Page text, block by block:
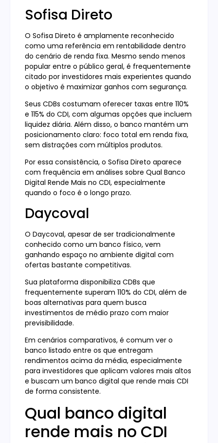
Sofisa Direto
O Sofisa Direto é amplamente reconhecido
como uma referência em rentabilidade dentro
do cenário de renda fixa. Mesmo sendo menos
popular entre o público geral, é frequentemente
citado por investidores mais experientes quando
o objetivo é maximizar ganhos com segurança.
Seus CDBs costumam oferecer taxas entre 110%
e 115% do CDI, com algumas opções que incluem
liquidez diária. Além disso, o banco mantém um
posicionamento claro: foco total em renda fixa,
sem distrações com múltiplos produtos.
Por essa consistência, o Sofisa Direto aparece
com frequência em análises sobre Qual Banco
Digital Rende Mais no CDI, especialmente
quando o foco é o longo prazo.
Daycoval
O Daycoval, apesar de ser tradicionalmente
conhecido como um banco físico, vem
ganhando espaço no ambiente digital com
ofertas bastante competitivas.
Sua plataforma disponibiliza CDBs que
frequentemente superam 110% do CDI, além de
boas alternativas para quem busca
investimentos de médio prazo com maior
previsibilidade.
Em cenários comparativos, é comum ver o
banco listado entre os que entregam
rendimentos acima da média, especialmente
para investidores que aplicam valores mais altos
e buscam um banco digital que rende mais CDI
de forma consistente.
Qual banco digital
rende mais no CDI